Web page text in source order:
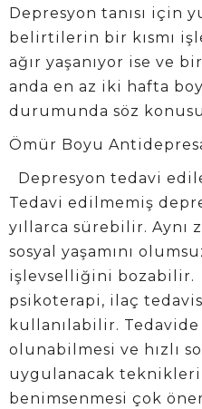
Depresyon tanısı için
belirtilerin bir kısmı
ağır yaşanıyor ise ve
anda en az iki hafta
durumunda söz
Ömür Boyu
Depresyon tedavi
Tedavi edilmemiş
yıllarca sürebilir. Aynı
sosyal yaşamını
işlevselliğini bozabilir.
psikoterapi, ilaç
kullanılabilir.
olunabilmesi ve hızlı
uygulanacak
benimsenmesi çok